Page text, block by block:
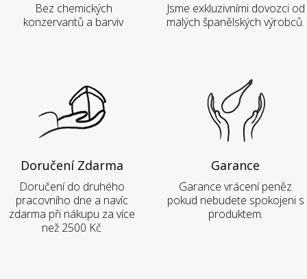
Bez chemických
konzervantů a barviv
Jsme exkluzivními dovozci od
malých španělských výrobců.
Doručení Zdarma
Doručení do druhého
pracovního dne a navíc
zdarma při nákupu za více
než 2500 Kč
Garance
Garance vrácení peněz
pokud nebudete spokojeni s
produktem.